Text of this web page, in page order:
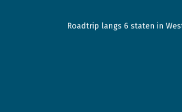
2023 USA
Roadtrip langs 6 staten in